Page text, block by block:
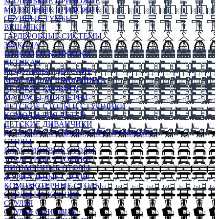
МОДУЛЬНЫЕ ПРИХОЖИЕ
ОБУВНЫЕ ТУМБЫ
ВЕШАЛКИ
ГАРДЕРОБНЫЕ СИСТЕМЫ
ЗЕРКАЛА
ПУФИКИ И БАНКЕТКИ
ДЕТСКАЯ
МОДУЛЬНЫЕ ДЕТСКИЕ
МЕБЕЛЬ ДЛЯ ШКОЛЬНИКА
ДЕТСКИЕ КРОВАТИ
МАТРАСЫ ДЛЯ ДЕТЕЙ
ДЕТСКИЕ СТОЛЫ И СТУЛЬЧИКИ
КОМОДЫ ДЛЯ ДЕТЕЙ
ДЕТСКИЕ ДИВАНЧИКИ
ДЕТСКИЙ СТУЛЬЧИК ДЛЯ КОРМЛЕНИЯ
СТОЛЫ
ПЛАСТИКОВЫЕ СТОЛЫ
ТУАЛЕТНЫЕ СТОЛИКИ
ПИСЬМЕННЫЕ СТОЛЫ
ЖУРНАЛЬНЫЕ СТОЛЫ
КОМПЬЮТЕРНЫЕ СТОЛЫ
СТОЛЫ НА КУХНЮ
СТУЛЬЯ
СТУЛЬЯ ОФИСНЫЕ